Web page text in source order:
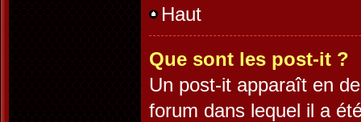
Haut
Que sont les post-it ?
Un post-it apparaît en
forum dans lequel il a